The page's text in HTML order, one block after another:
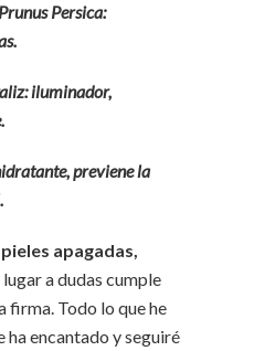
Persica:
iluminador,
previene la
pieles apagadas,
lugar a dudas cumple
firma. Todo lo que he
encantado y seguiré